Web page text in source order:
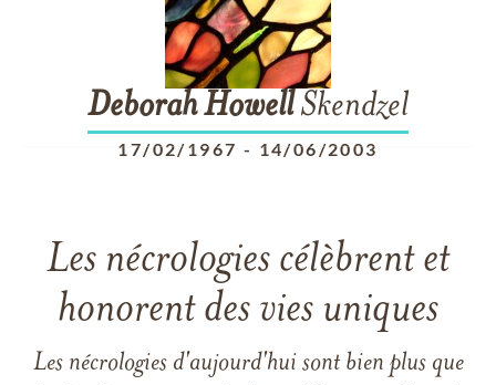
DeborahHowellSkendzel
17/02/1967 - 14/06/2003
Les nécrologies célèbrent et
honorent des vies uniques
Les nécrologies d'aujourd'hui sont bien plus que